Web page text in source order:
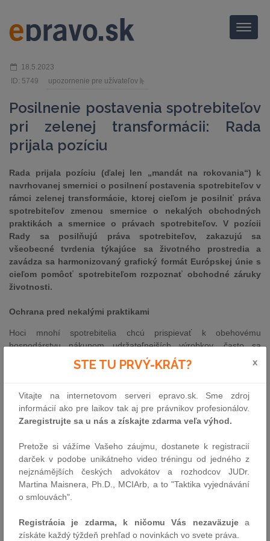
Menu
18.5.2023
ID: 5749
upozornenie pre užívateľov
Posilnenie postavenia spotrebiteľov
pri zelenej transformácii: Rada
prijala pozíciu
Rada prijala pozíciu (ďalej len „mandát na rokovania“) k
navrhovanej smernici o posilnení postavenia spotrebiteľov v
rámci zelenej transformácie, ktorej cieľom je posilniť práva
spotrebiteľov zmenou smernice o nekalých obchodných
praktikách a smernice o právach spotrebiteľov. V pozícii
Rady sa posilňujú práva spotrebiteľov, zakazujú sa
všeobecné tvrdenia týkajúce sa životného prostredia a
zavádza sa harmonizovaný grafický formát Európskej únie s
cieľom pomôcť spotrebiteľom rozpoznať obchodné záruky
životnosti.
Ochrana pred nekalými praktikami
Hoci mnohí spotrebitelia chcú prispievať k obehovému
hospodárstvu nákupom udržateľnejších výrobkov, často sa
stretávajú s nekalými obchodnými praktikami, ako sú zavádzajúce
„ekologické“ tvrdenia alebo výrobky, ktoré sa buď pokazia skôr,
nákladná. Na riešenie týchto problémov sa v pozícii Rady
posilňuje právo spotrebiteľov na informácie, čo im umožňuje stať
sa aktívnymi aktérmi zelenej transformácie.
Rada v schválenom mandáte na rokovania navrhuje zákaz
všeobecných tvrdení týkajúcich sa životného prostredia, ako sú
„šetrné k životnému prostrediu“, „ekologické“ alebo „klimaticky
neutrálne“. Výrobcovia by už nemali možnosť propagovať svoje
výrobky, postupy alebo podniky prostredníctvom takýchto
prístupným systémom certifikácie.
STE TU PRVÝ-KRÁT? x
Vitajte na internetovom serveri epravo.sk. Sme zdroj
informácií ako pre laikov tak aj pre právnikov profesionálov.
Zaregistrujte sa u nás a získajte zdarma veľa výhod.
Pretože si vážíme Vašeho záujmu, dostanete k registracií
darček v podobe unikátneho video tréningu od jedného z
nejznámějších českých advokátov a rozhodcov JUDr.
Martina Maisnera, Ph.D., MCIArb, a to "Taktika vyjednávání
o smlouvách".
Registrácia je zdarma, k ničomu Vás nezaväzujea
získáte každý týždeň prehľad o novinkách vo svete práva.